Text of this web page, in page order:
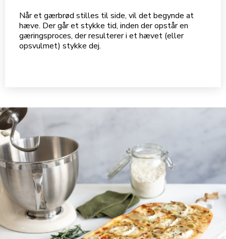
Når et gærbrød stilles til side, vil det begynde at
hæve. Der går et stykke tid, inden der opstår en
gæringsproces, der resulterer i et hævet (eller
opsvulmet) stykke dej.